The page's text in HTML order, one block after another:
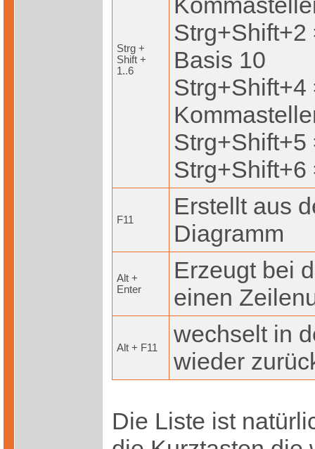
Strg +
Shift +
1..6
Basis 10
Strg+Shift+4
Strg+Shift+5
Strg+Shift+6
F11
Erstellt aus
Diagramm
Alt +
Enter
Erzeugt bei
einen
Alt + F11
wechselt in
wieder
Die Liste ist